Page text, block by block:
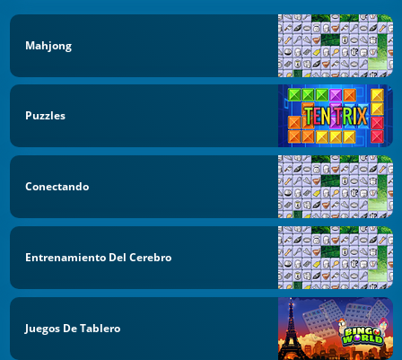
Mahjong
Puzzles
Conectando
Entrenamiento Del Cerebro
Juegos De Tablero